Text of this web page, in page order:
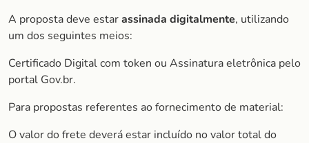
A proposta deve estarassinada digitalmente, utilizando
um dos seguintes meios:
Certificado Digital com token ou Assinatura eletrônica pelo
portal Gov.br.
Para propostas referentes ao fornecimento de material:
O valor do frete deverá estar incluído no valor total do